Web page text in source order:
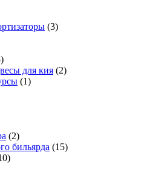
(3)
для кия (2)
(1)
(2)
бильярда (15)